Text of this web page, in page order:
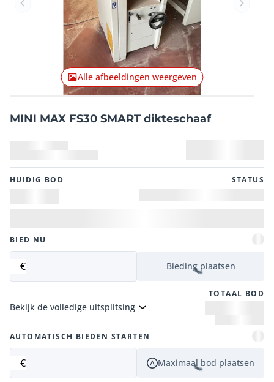
Vorig item
Alle afbeeldingen weergeven
MINI MAX FS30 SMART dikteschaaf
HUIDIG ​​BOD STATUS
BIED NU
€ Bieding plaatsen
TOTAAL BOD
Bekijk de volledige uitsplitsing
AUTOMATISCH BIEDEN STARTEN
€ Maximaal bod plaatsen